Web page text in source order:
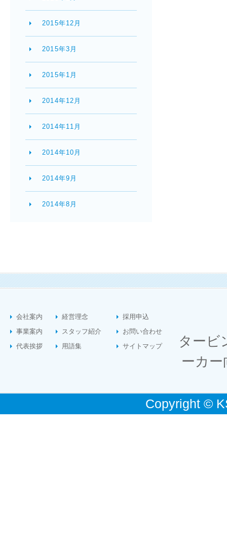
2015年12月
2015年3月
2015年1月
2014年12月
2014年11月
2014年10月
2014年9月
2014年8月
会社案内
事業案内
代表挨拶
経営理念
スタッフ紹介
用語集
採用申込
お問い合わせ
サイトマップ
タービ
ーカ
Copyright ©